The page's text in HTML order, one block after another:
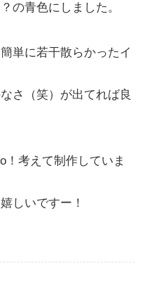
の青色にしました。
単に若干散らかったイ
さ（笑）が出てれば良
考えて制作していま
しいですー！